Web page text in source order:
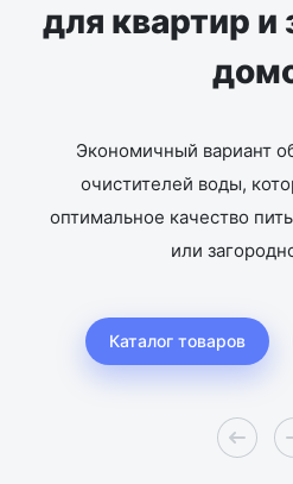
для квартир и
Экономичный вариант
очистителей воды,
оптимальное качество
или
Каталог товаров